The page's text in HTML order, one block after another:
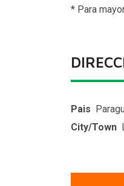
* Para
Pais
City/Town